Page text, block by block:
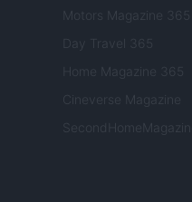
Motors Magazine 365
Day Travel 365
Home Magazine 365
Cineverse Magazine
SecondHomeMagazine